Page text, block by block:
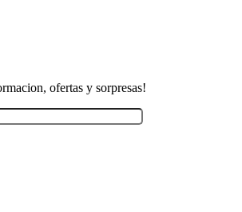
ofertas y sorpresas!